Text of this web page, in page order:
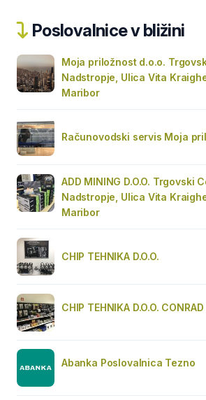
Poslovalnice v bližini
Moja priložnost d.o.o.
Nadstropje, Ulica Vita
Maribor
Računovodski servis Moja
ADD MINING D.O.O. Trgovski
Nadstropje, Ulica Vita
Maribor
CHIP TEHNIKA D.O.O.
CHIP TEHNIKA D.O.O. CONRAD
Abanka Poslovalnica Tezno